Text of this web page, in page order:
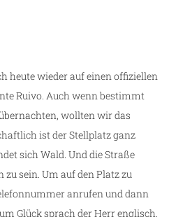
heute wieder auf einen offiziellen
Ruivo. Auch wenn bestimmt
wollten wir das
ist der Stellplatz ganz
sich Wald. Und die Straße
sein. Um auf den Platz zu
anrufen und dann
Glück sprach der Herr englisch.